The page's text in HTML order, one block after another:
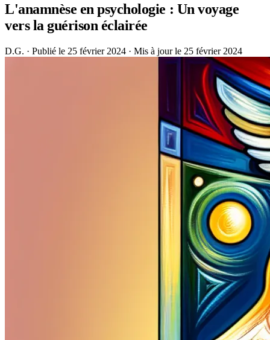
L'anamnèse en psychologie : Un voyage
vers la guérison éclairée
D.G. · Publié le 25 février 2024 · Mis à jour le 25 février 2024